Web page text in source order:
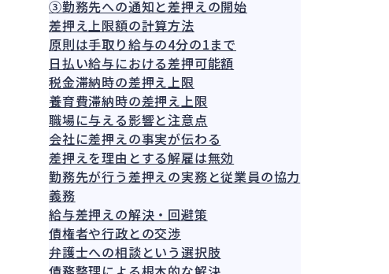
③勤務先への通知と差押えの開始
差押え上限額の計算方法
原則は手取り給与の4分の1まで
日払い給与における差押可能額
税金滞納時の差押え上限
養育費滞納時の差押え上限
職場に与える影響と注意点
会社に差押えの事実が伝わる
差押えを理由とする解雇は無効
勤務先が行う差押えの実務と従業員の協力
義務
給与差押えの解決・回避策
債権者や行政との交渉
弁護士への相談という選択肢